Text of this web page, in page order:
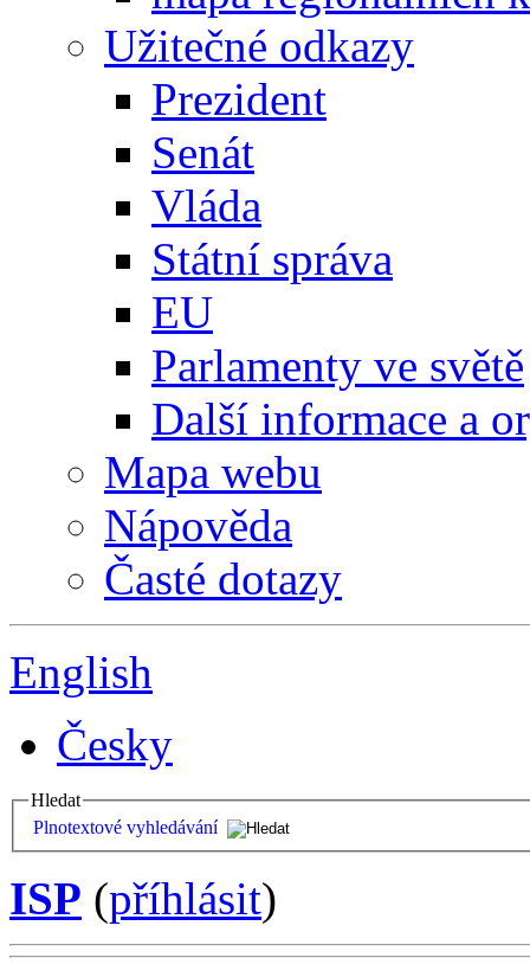
Užitečné odkazy
Prezident
Senát
Vláda
Státní správa
EU
Parlamenty ve světě
Další informace a
Mapa webu
Nápověda
Časté dotazy
English
Česky
Hledat
Plnotextové vyhledávání
ISP (příhlásit)